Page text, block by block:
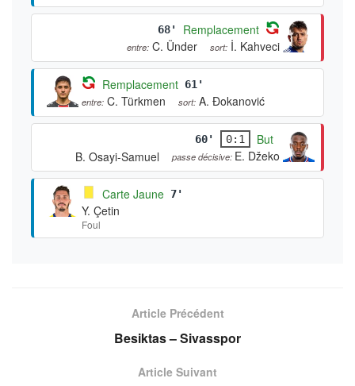
68' Remplacement
entre: C. Ünder sort: İ. Kahveci
Remplacement 61'
entre: C. Türkmen sort: A. Đokanović
60' 0:1
But
B. Osayi-Samuel
passe décisive: E. Džeko
Carte Jaune 7'
Y. Çetin
Foul
Article Précédent
Besiktas – Sivasspor
Article Suivant